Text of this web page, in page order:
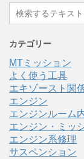
カテゴリー
MTミッション
よく使う工具
エキゾースト関
エンジン
エンジンルーム
エンジン・ミッ
エンジン系修理
サスペンション